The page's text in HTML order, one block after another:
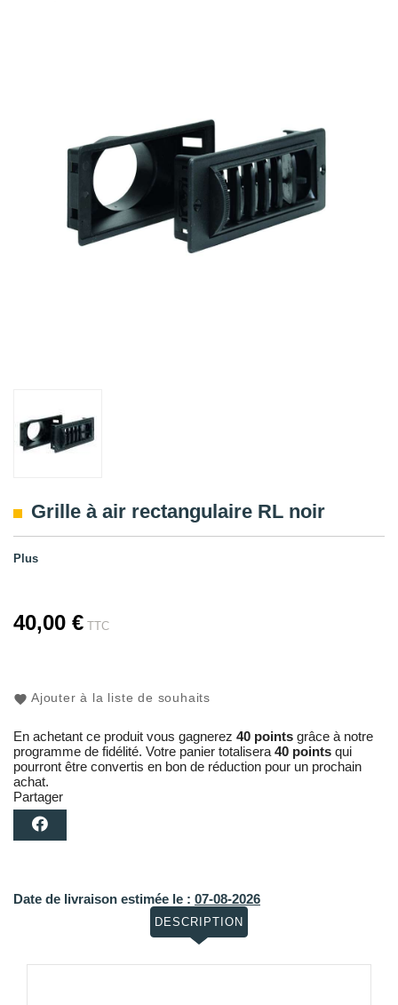
Grille à air rectangulaire RL noir
Plus
40,00 € TTC
Ajouter à la liste de souhaits
En achetant ce produit vous gagnerez 40 points grâce à notre
programme de fidélité. Votre panier totalisera 40 points qui
pourront être convertis en bon de réduction pour un prochain
achat.
Partager
Date de livraison estimée le : 07-08-2026
DESCRIPTION